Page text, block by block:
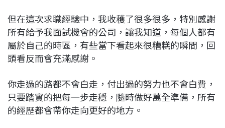
但在這次求職經驗中，我收穫了很多很多，特別感謝
所有給予我面試機會的公司，讓我知道，每個人都有
屬於自己的時區，有些當下看起來很糟糕的瞬間，回
頭看反而會充滿感謝。
你走過的路都不會白走，付出過的努力也不會白費，
只要踏實的把每一步走穩，隨時做好萬全準備，所有
的經歷都會帶你走向更好的地方。